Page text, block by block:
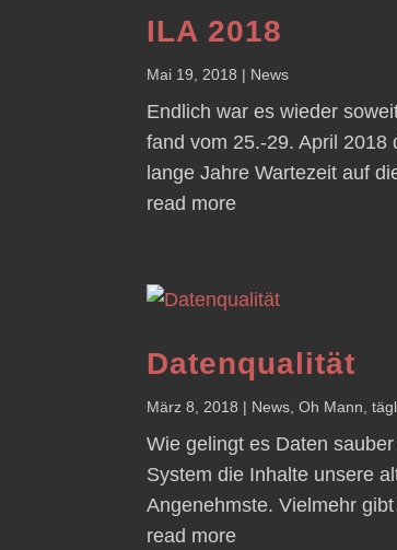
ILA 2018
Mai 19, 2018 | News
Endlich war es wieder
fand vom 25.-29. April
lange Jahre Wartezeit auf
read more
Datenqualität
März 8, 2018 | News ,Oh Mann ,
Wie gelingt es Daten
System die Inhalte unsere
Angenehmste. Vielmehr
read more